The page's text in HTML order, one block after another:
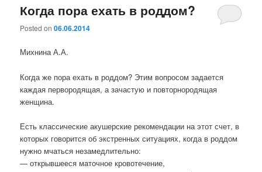
Когда пора ехать в роддом?
Posted on06.06.2014
Михнина А.А.
Когда же пора ехать в роддом? Этим вопросом задается
каждая первородящая, а зачастую и повторнородящая
женщина.
Есть классические акушерские рекомендации на этот счет, в
которых говорится об экстренных ситуациях, когда в роддом
нужно мчаться незамедлительно:
— открывшееся маточное кровотечение,